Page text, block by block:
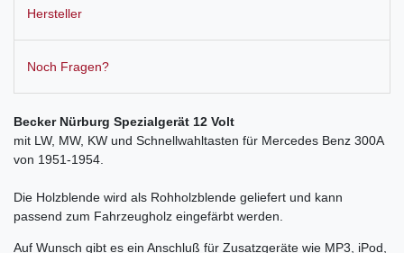
Hersteller
Noch Fragen?
Becker Nürburg Spezialgerät 12 Volt
mit LW, MW, KW und Schnellwahltasten für Mercedes Benz 300A
von 1951-1954.
Die Holzblende wird als Rohholzblende geliefert und kann
passend zum Fahrzeugholz eingefärbt werden.
Auf Wunsch gibt es ein Anschluß für Zusatzgeräte wie MP3, iPod,